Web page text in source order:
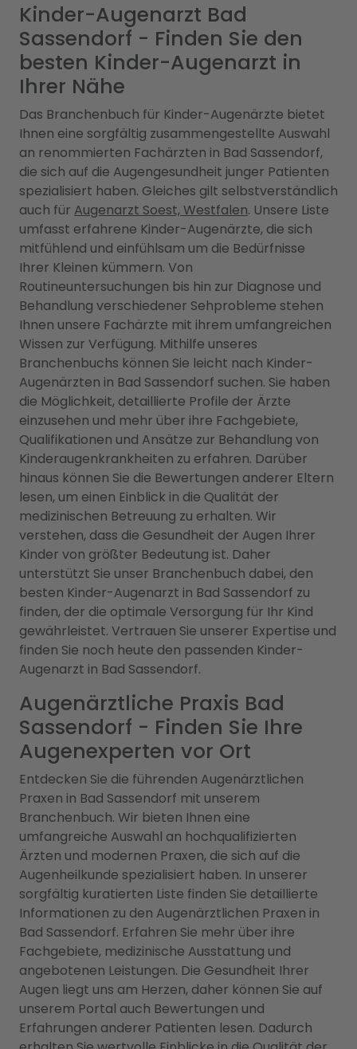
Kinder-Augenarzt Bad
Sassendorf - Finden Sie den
besten Kinder-Augenarzt in
Ihrer Nähe
Das Branchenbuch für Kinder-Augenärzte bietet
Ihnen eine sorgfältig zusammengestellte Auswahl
an renommierten Fachärzten in Bad Sassendorf,
die sich auf die Augengesundheit junger Patienten
spezialisiert haben. Gleiches gilt selbstverständlich
auch für Augenarzt Soest, Westfalen. Unsere Liste
umfasst erfahrene Kinder-Augenärzte, die sich
mitfühlend und einfühlsam um die Bedürfnisse
Ihrer Kleinen kümmern. Von
Routineuntersuchungen bis hin zur Diagnose und
Behandlung verschiedener Sehprobleme stehen
Ihnen unsere Fachärzte mit ihrem umfangreichen
Wissen zur Verfügung. Mithilfe unseres
Branchenbuchs können Sie leicht nach Kinder-
Augenärzten in Bad Sassendorf suchen. Sie haben
die Möglichkeit, detaillierte Profile der Ärzte
einzusehen und mehr über ihre Fachgebiete,
Qualifikationen und Ansätze zur Behandlung von
Kinderaugenkrankheiten zu erfahren. Darüber
hinaus können Sie die Bewertungen anderer Eltern
lesen, um einen Einblick in die Qualität der
medizinischen Betreuung zu erhalten. Wir
verstehen, dass die Gesundheit der Augen Ihrer
Kinder von größter Bedeutung ist. Daher
unterstützt Sie unser Branchenbuch dabei, den
besten Kinder-Augenarzt in Bad Sassendorf zu
finden, der die optimale Versorgung für Ihr Kind
gewährleistet. Vertrauen Sie unserer Expertise und
finden Sie noch heute den passenden Kinder-
Augenarzt in Bad Sassendorf.
Augenärztliche Praxis Bad
Sassendorf - Finden Sie Ihre
Augenexperten vor Ort
Entdecken Sie die führenden Augenärztlichen
Praxen in Bad Sassendorf mit unserem
Branchenbuch. Wir bieten Ihnen eine
umfangreiche Auswahl an hochqualifizierten
Ärzten und modernen Praxen, die sich auf die
Augenheilkunde spezialisiert haben. In unserer
sorgfältig kuratierten Liste finden Sie detaillierte
Informationen zu den Augenärztlichen Praxen in
Bad Sassendorf. Erfahren Sie mehr über ihre
Fachgebiete, medizinische Ausstattung und
angebotenen Leistungen. Die Gesundheit Ihrer
Augen liegt uns am Herzen, daher können Sie auf
unserem Portal auch Bewertungen und
Erfahrungen anderer Patienten lesen. Dadurch